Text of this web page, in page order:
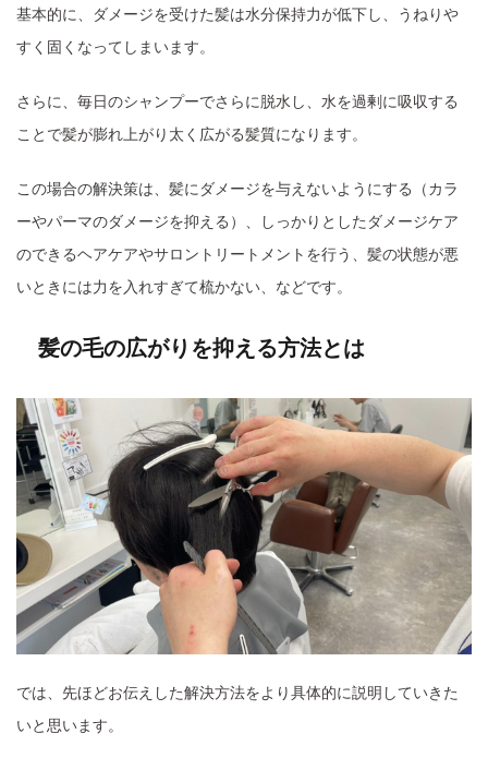
基本的に、ダメージを受けた髪は水分保持力が低下し、うねりや
すく固くなってしまいます。
さらに、毎日のシャンプーでさらに脱水し、水を過剰に吸収する
ことで髪が膨れ上がり太く広がる髪質になります。
この場合の解決策は、髪にダメージを与えないようにする（カラ
ーやパーマのダメージを抑える）、しっかりとしたダメージケア
のできるヘアケアやサロントリートメントを行う、髪の状態が悪
いときには力を入れすぎて梳かない、などです。
髪の毛の広がりを抑える方法とは
では、先ほどお伝えした解決方法をより具体的に説明していきた
いと思います。